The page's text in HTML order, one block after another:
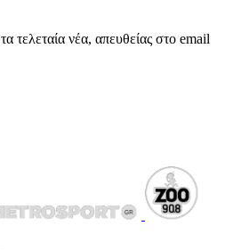
τελεταία νέα, απευθείας στο email